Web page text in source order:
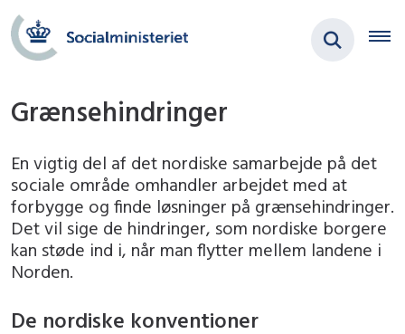
Grænsehindringer
En vigtig del af det nordiske samarbejde på det
sociale område omhandler arbejdet med at
forbygge og finde løsninger på grænsehindringer.
Det vil sige de hindringer, som nordiske borgere
kan støde ind i, når man flytter mellem landene i
Norden.
De nordiske konventioner